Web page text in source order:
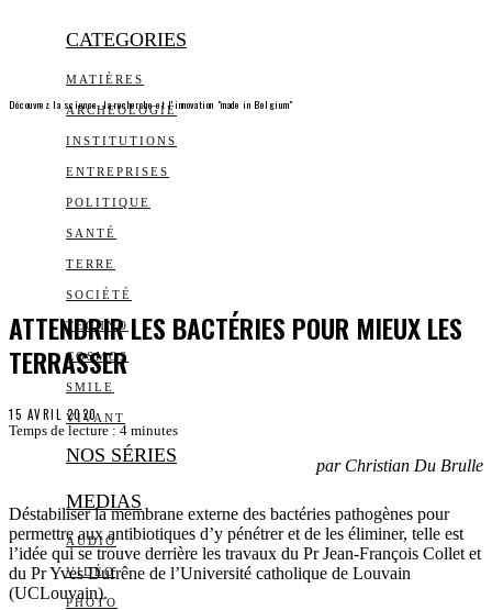
CATEGORIES
MATIÈRES
ARCHEOLOGIE
INSTITUTIONS
ENTREPRISES
POLITIQUE
SANTÉ
TERRE
SOCIÉTÉ
TECHNO
COSMOS
SMILE
VIVANT
NOS SÉRIES
MEDIAS
AUDIO
VIDÉO
PHOTO
Découvrez la science, la recherche et l’innovation "made in Belgium"
ATTENDRIR LES BACTÉRIES POUR MIEUX LES
TERRASSER
15 AVRIL 2020
Temps de lecture : 4 minutes
par Christian Du Brulle
Déstabiliser la membrane externe des bactéries pathogènes pour
permettre aux antibiotiques d’y pénétrer et de les éliminer, telle est
l’idée qui se trouve derrière les travaux du Pr Jean-François Collet et
du Pr Yves Dufrêne de l’Université catholique de Louvain
(UCLouvain).